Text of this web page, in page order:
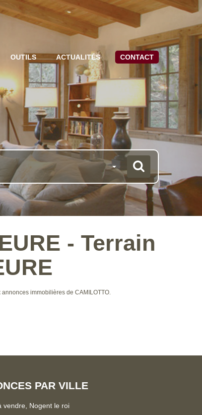
OUTILS ACTUALITÉS CONTACT
- Terrain
immobilières de CAMILOTTO.
PAR VILLE
vendre, Nogent le roi